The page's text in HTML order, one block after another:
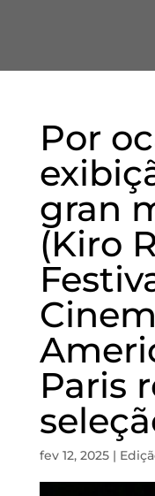
Por
gran
(Kiro
Paris
fev 12, 2025|